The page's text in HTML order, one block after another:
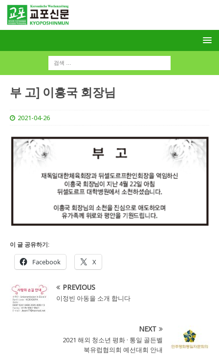
부 고] 이흥국 회장님
2021-04-26
이 글 공유하기:
Facebook X
PREVIOUS
이정빈 아동을 소개 합니다
NEXT
2021 해외 청소년 평화 · 통일 골든벨
북유럽협의회 예선대회 안내